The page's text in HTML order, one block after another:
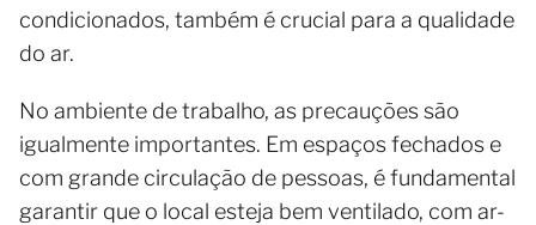
condicionados, também é crucial para a qualidade
do ar.
No ambiente de trabalho, as precauções são
igualmente importantes. Em espaços fechados e
com grande circulação de pessoas, é fundamental
garantir que o local esteja bem ventilado, com ar-